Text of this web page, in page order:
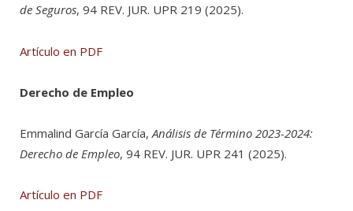
de Seguros, 94 REV. JUR. UPR 219 (2025).
Artículo en PDF
Derecho de Empleo
Emmalind García García, Análisis de Término 2023-2024:
Derecho de Empleo, 94 REV. JUR. UPR 241 (2025).
Artículo en PDF